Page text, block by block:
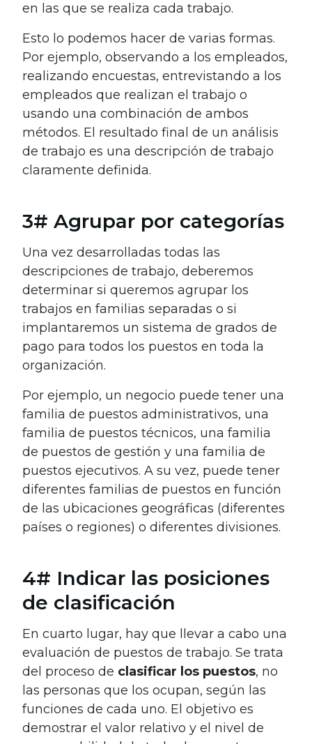
en las que se realiza cada trabajo.
Esto lo podemos hacer de varias formas.
Por ejemplo, observando a los empleados,
realizando encuestas, entrevistando a los
empleados que realizan el trabajo o
usando una combinación de ambos
métodos. El resultado final de un análisis
de trabajo es una descripción de trabajo
claramente definida.
3# Agrupar por categorías
Una vez desarrolladas todas las
descripciones de trabajo, deberemos
determinar si queremos agrupar los
trabajos en familias separadas o si
implantaremos un sistema de grados de
pago para todos los puestos en toda la
organización.
Por ejemplo, un negocio puede tener una
familia de puestos administrativos, una
familia de puestos técnicos, una familia
de puestos de gestión y una familia de
puestos ejecutivos. A su vez, puede tener
diferentes familias de puestos en función
de las ubicaciones geográficas (diferentes
países o regiones) o diferentes divisiones.
4# Indicar las posiciones
de clasificación
En cuarto lugar, hay que llevar a cabo una
evaluación de puestos de trabajo. Se trata
del proceso de clasificar los puestos, no
las personas que los ocupan, según las
funciones de cada uno. El objetivo es
demostrar el valor relativo y el nivel de